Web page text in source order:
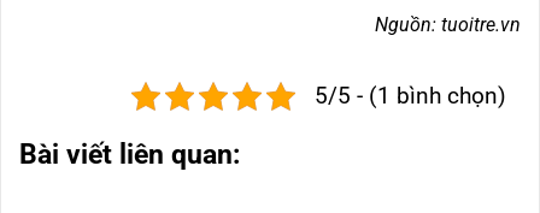
Nguồn: tuoitre.vn
5/5 - (1 bình chọn)
Bài viết liên quan: